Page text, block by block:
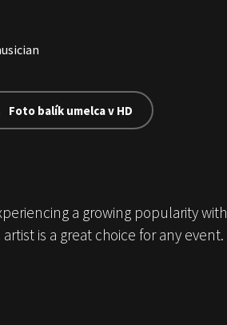
Foto balík umelca v HD
a growing popularity with
is a great choice for any event.